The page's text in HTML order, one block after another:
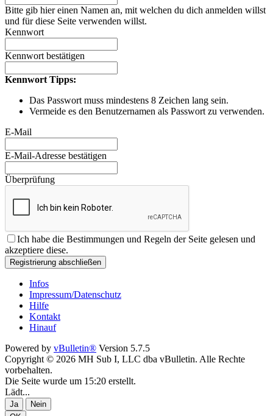
Bitte gib hier einen Namen an, mit welchen du dich anmelden willst
und für diese Seite verwenden willst.
Kennwort
Kennwort bestätigen
Kennwort Tipps:
Das Passwort muss mindestens 8 Zeichen lang sein.
Vermeide es den Benutzernamen als Passwort zu verwenden.
E-Mail
E-Mail-Adresse bestätigen
Überprüfung
Ich habe die Bestimmungen und Regeln der Seite gelesen und
akzeptiere diese.
Registrierung abschließen
Infos
Impressum/Datenschutz
Hilfe
Kontakt
Hinauf
Powered by vBulletin® Version 5.7.5
Copyright © 2026 MH Sub I, LLC dba vBulletin. Alle Rechte
vorbehalten.
Die Seite wurde um 15:20 erstellt.
Lädt...
Ja
Nein